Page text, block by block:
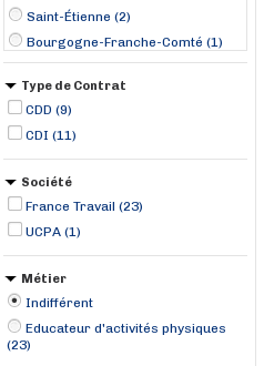
Saint-Étienne (2)
Bourgogne-Franche-Comté (1)
Caluire-et-Cuire (1)
Chambéry (1)
Charvieu-Chavagneux (1)
Chassieu (1)
Type de Contrat
CDD (9)
CDI (11)
Société
France Travail (23)
UCPA (1)
Métier
Indifférent
Educateur d'activités physiques
(23)